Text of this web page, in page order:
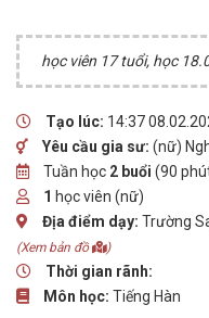
học viên 17 tuổi, học
Tạo lúc: 14:37
Yêu cầu gia sư: (nữ)
Tuần học 2 buổi (90
1 học viên (nữ)
Địa điểm dạy: Trường
(Xem bản đồ )
Thời gian rãnh:
Môn học: Tiếng Hàn